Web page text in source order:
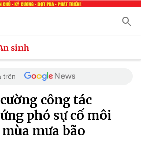
sinh
trên
công tác
phó sự cố môi
mưa bão